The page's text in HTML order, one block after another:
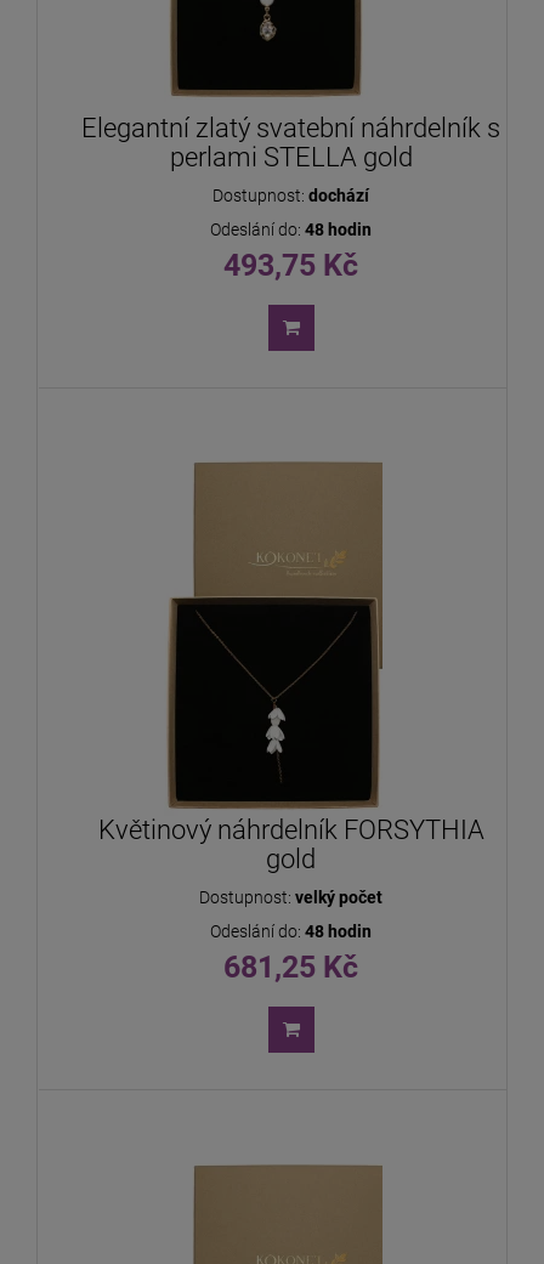
Elegantní zlatý svatební náhrdelník s
perlami STELLA gold
Dostupnost: dochází
Odeslání do: 48 hodin
493,75 Kč
Květinový náhrdelník FORSYTHIA
gold
Dostupnost: velký počet
Odeslání do: 48 hodin
681,25 Kč